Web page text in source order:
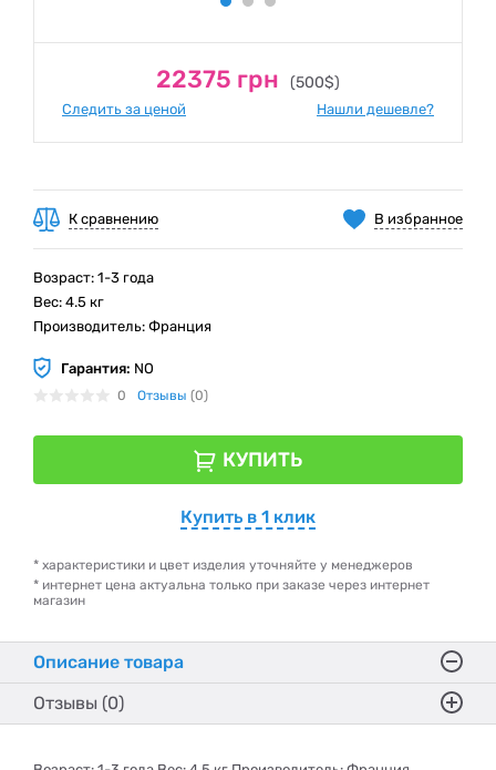
22375 грн (500$)
Следить за ценой Нашли дешевле?
В избранное
К сравнению
Возраст: 1-3 года
Вес: 4.5 кг
Производитель: Франция
Гарантия: NO
0 Отзывы (0)
КУПИТЬ
Купить в 1 клик
* характеристики и цвет изделия уточняйте у менеджеров
* интернет цена актуальна только при заказе через интернет
магазин
Описание товара
Отзывы (0)